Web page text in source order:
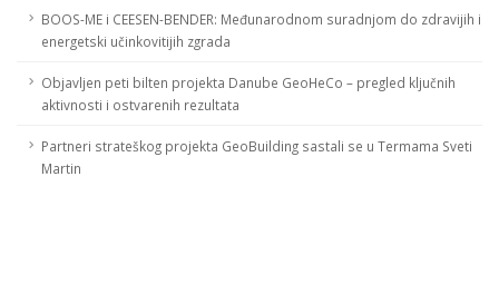
BOOS-ME i CEESEN-BENDER: Međunarodnom suradnjom do zdravijih i
energetski učinkovitijih zgrada
Objavljen peti bilten projekta Danube GeoHeCo – pregled ključnih
aktivnosti i ostvarenih rezultata
Partneri strateškog projekta GeoBuilding sastali se u Termama Sveti
Martin